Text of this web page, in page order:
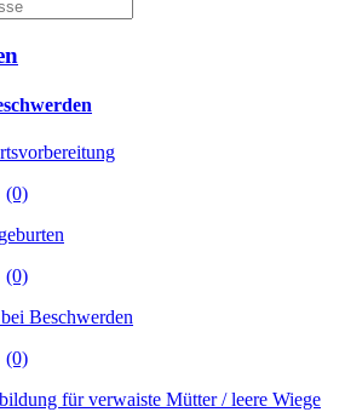
(0)
(0)
Beschwerden
(0)
für verwaiste Mütter / leere Wiege